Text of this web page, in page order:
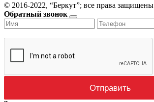
© 2016-2022, “Беркут”; все права защищены
Обратный звонок